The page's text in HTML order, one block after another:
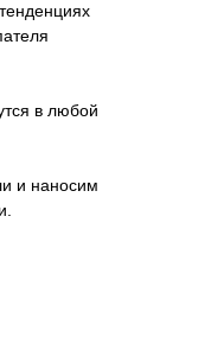
в любой
и наносим